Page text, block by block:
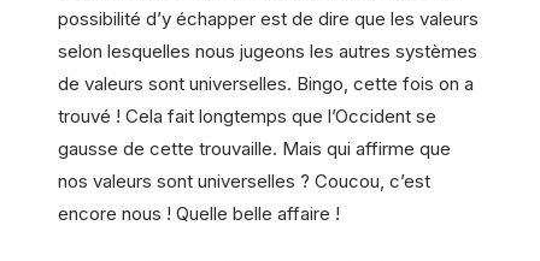
possibilité d’y échapper est de dire que les valeurs
selon lesquelles nous jugeons les autres systèmes
de valeurs sont universelles. Bingo, cette fois on a
trouvé ! Cela fait longtemps que l’Occident se
gausse de cette trouvaille. Mais qui affirme que
nos valeurs sont universelles ? Coucou, c’est
encore nous ! Quelle belle affaire !